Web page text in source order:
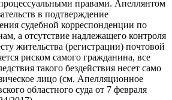
правами. Апеллянтом
в подтверждение
судебной корреспонденции по
а отсутствие надлежащего контроля
жительства (регистрации) почтовой
риском самого гражданина, все
такого бездействия несет само
лицо (см. Апелляционное
областного суда от 7 февраля